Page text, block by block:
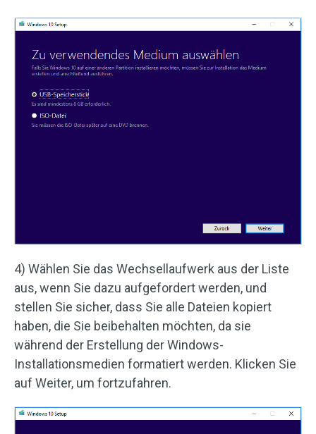
4) Wählen Sie das Wechsellaufwerk aus der Liste
aus, wenn Sie dazu aufgefordert werden, und
stellen Sie sicher, dass Sie alle Dateien kopiert
haben, die Sie beibehalten möchten, da sie
während der Erstellung der Windows-
Installationsmedien formatiert werden. Klicken Sie
auf Weiter, um fortzufahren.